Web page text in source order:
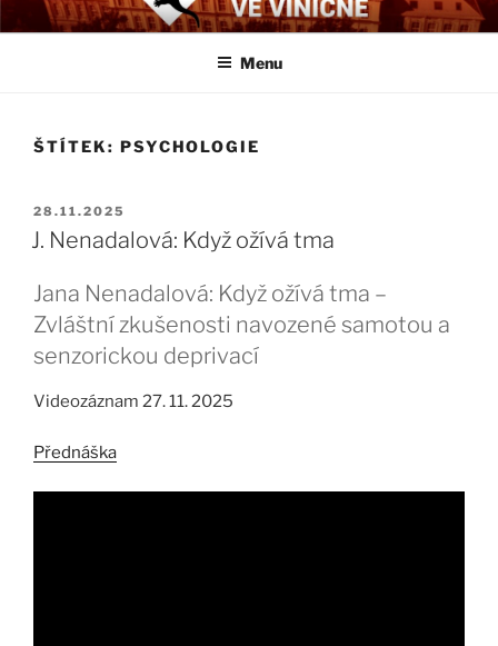
k
BIOLOGICKÉ ČTVRTKY VE
Určeno všem zájemcům o evoluci a obecnější biologická témata
Menu
ŠTÍTEK: PSYCHOLOGIE
PUBLIKOVÁNO
28.11.2025
J. Nenadalová: Když ožívá tma
Jana Nenadalová: Když ožívá tma –
Zvláštní zkušenosti navozené samotou a
senzorickou deprivací
Videozáznam 27. 11. 2025
Přednáška